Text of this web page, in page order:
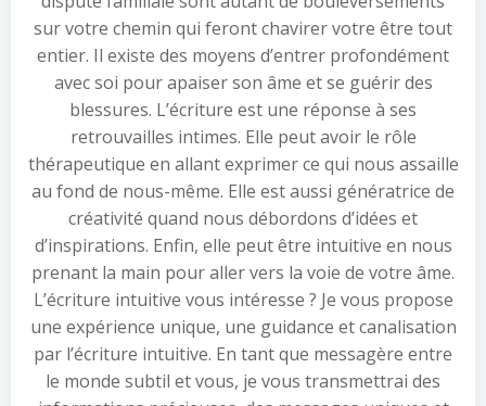
sur votre chemin qui feront chavirer votre être tout
entier. Il existe des moyens d’entrer profondément
avec soi pour apaiser son âme et se guérir des
blessures. L’écriture est une réponse à ses
retrouvailles intimes. Elle peut avoir le rôle
thérapeutique en allant exprimer ce qui nous assaille
au fond de nous-même. Elle est aussi génératrice de
créativité quand nous débordons d’idées et
d’inspirations. Enfin, elle peut être intuitive en nous
prenant la main pour aller vers la voie de votre âme.
L’écriture intuitive vous intéresse ? Je vous propose
une expérience unique, une guidance et canalisation
par l’écriture intuitive. En tant que messagère entre
le monde subtil et vous, je vous transmettrai des